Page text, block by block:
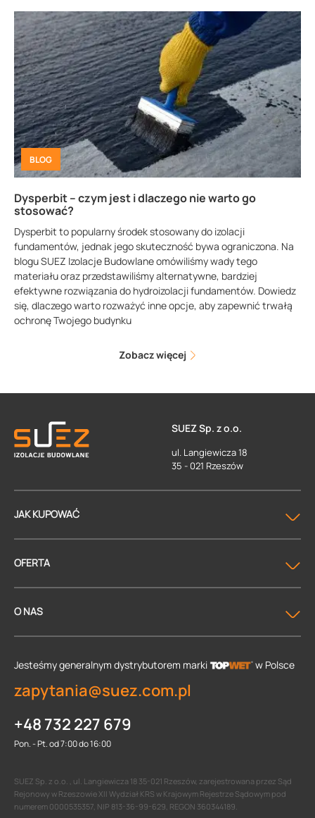
BLOG
Dysperbit – czym jest i dlaczego nie warto go
stosować?
Dysperbit to popularny środek stosowany do izolacji
fundamentów, jednak jego skuteczność bywa ograniczona. Na
blogu SUEZ Izolacje Budowlane omówiliśmy wady tego
materiału oraz przedstawiliśmy alternatywne, bardziej
efektywne rozwiązania do hydroizolacji fundamentów. Dowiedz
się, dlaczego warto rozważyć inne opcje, aby zapewnić trwałą
ochronę Twojego budynku
Zobacz więcej
SUEZ Sp. z o.o.
ul. Langiewicza 18
35 - 021 Rzeszów
JAK KUPOWAĆ
OFERTA
O NAS
Jesteśmy generalnym dystrybutorem marki w Polsce
zapytania@suez.com.pl
+48 732 227 679
Pon. - Pt. od 7:00 do 16:00
SUEZ Sp. z o.o. , ul. Langiewicza 18 35-021 Rzeszów, zarejestrowana przez Sąd
Rejonowy w Rzeszowie XII Wydział KRS w Krajowym Rejestrze Sądowym pod
numerem 0000535357, NIP 813-36-99-629, REGON 360344189.